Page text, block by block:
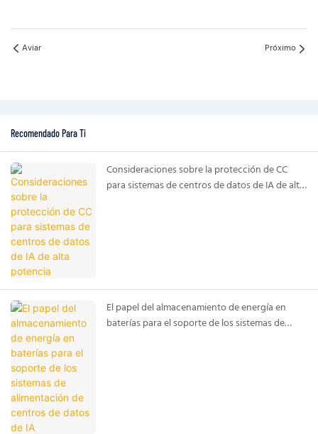
Aviar Próximo
Recomendado Para Ti
Consideraciones sobre la protección de CC
para sistemas de centros de datos de IA de alta
El papel del almacenamiento de energía en
baterías para el soporte de los sistemas de